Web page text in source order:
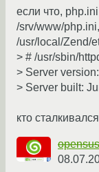
если что,
/srv/www/
/usr/local/Zend/
> # /usr/sbin/
> Server
> Server built:
кто